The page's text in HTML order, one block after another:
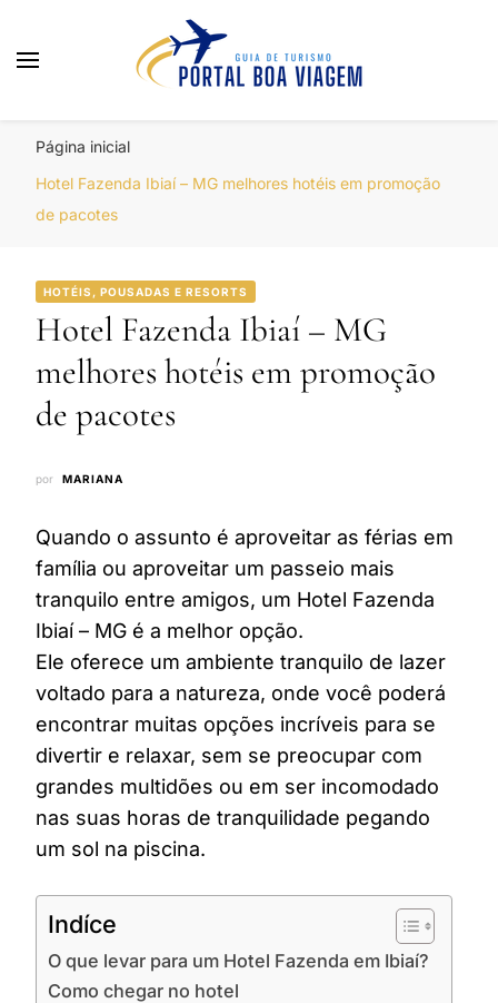
Página inicial
Hotel Fazenda Ibiaí – MG melhores hotéis em promoção
de pacotes
HOTÉIS, POUSADAS E RESORTS
Hotel Fazenda Ibiaí – MG
melhores hotéis em promoção
de pacotes
por MARIANA
Quando o assunto é aproveitar as férias em
família ou aproveitar um passeio mais
tranquilo entre amigos, um Hotel Fazenda
Ibiaí – MG é a melhor opção.
Ele oferece um ambiente tranquilo de lazer
voltado para a natureza, onde você poderá
encontrar muitas opções incríveis para se
divertir e relaxar, sem se preocupar com
grandes multidões ou em ser incomodado
nas suas horas de tranquilidade pegando
um sol na piscina.
Indíce
O que levar para um Hotel Fazenda em Ibiaí?
Como chegar no hotel